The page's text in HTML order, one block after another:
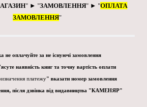
" ► "ЗАМОВЛЕННЯ" ► "ОПЛАТА
ЗАМОВЛЕННЯ"
не оплачуйте за не існуючі замовлення
наявність книг та точну вартість оплати
платежу" вказати номер замовлення
після дзвінка від видавництва "КАМЕНЯР"